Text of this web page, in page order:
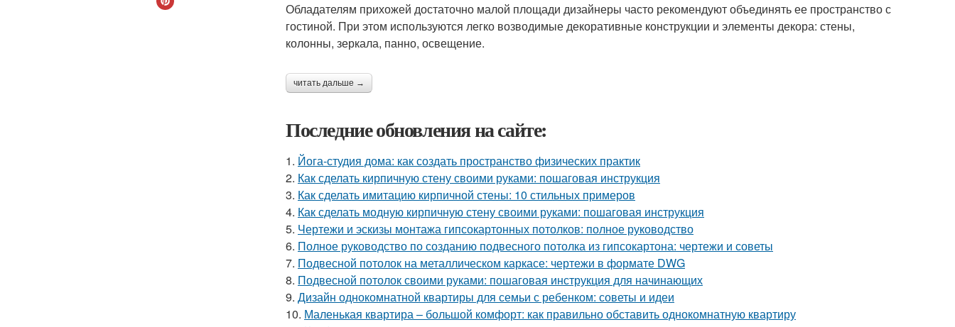
Обладателям прихожей достаточно малой площади дизайнеры часто рекомендуют объединять ее пространство с
гостиной. При этом используются легко возводимые декоративные конструкции и элементы декора: стены,
колонны, зеркала, панно, освещение.
читать дальше →
Последние обновления на сайте:
1. Йога-студия дома: как создать пространство физических практик
2. Как сделать кирпичную стену своими руками: пошаговая инструкция
3. Как сделать имитацию кирпичной стены: 10 стильных примеров
4. Как сделать модную кирпичную стену своими руками: пошаговая инструкция
5. Чертежи и эскизы монтажа гипсокартонных потолков: полное руководство
6. Полное руководство по созданию подвесного потолка из гипсокартона: чертежи и советы
7. Подвесной потолок на металлическом каркасе: чертежи в формате DWG
8. Подвесной потолок своими руками: пошаговая инструкция для начинающих
9. Дизайн однокомнатной квартиры для семьи с ребенком: советы и идеи
10. Маленькая квартира – большой комфорт: как правильно обставить однокомнатную квартиру